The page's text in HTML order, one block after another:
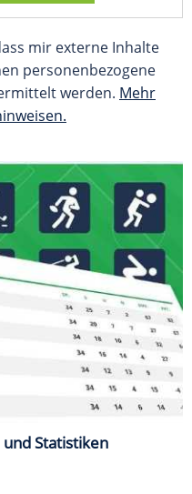
mir externe Inhalte
personenbezogene
werden. Mehr
Statistiken